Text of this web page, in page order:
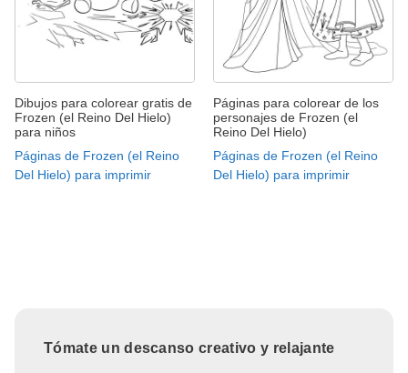
Dibujos para colorear gratis de
Frozen (el Reino Del Hielo)
para niños
Páginas de Frozen (el Reino
Del Hielo) para imprimir
Páginas para colorear de los
personajes de Frozen (el
Reino Del Hielo)
Páginas de Frozen (el Reino
Del Hielo) para imprimir
Tómate un descanso creativo y relajante